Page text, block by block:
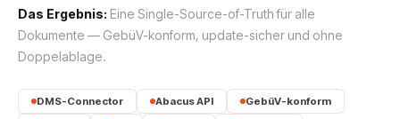
Das Ergebnis: Eine Single-Source-of-Truth für alle
Dokumente — GebüV-konform, update-sicher und ohne
Doppelablage.
DMS-Connector Abacus API
GebüV-konform